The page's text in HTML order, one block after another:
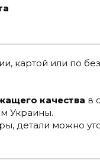
картой или по
качества в
Украины.
детали можно